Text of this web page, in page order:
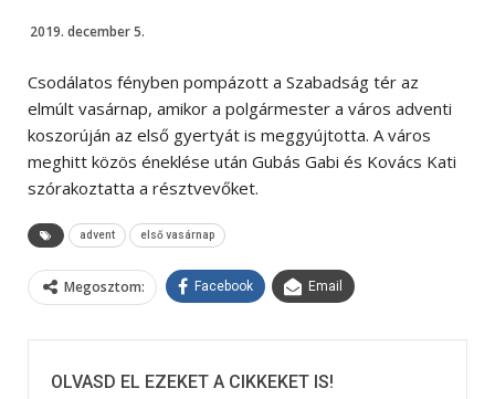
2019. december 5.
Csodálatos fényben pompázott a Szabadság tér az
elmúlt vasárnap, amikor a polgármester a város adventi
koszorúján az első gyertyát is meggyújtotta. A város
meghitt közös éneklése után Gubás Gabi és Kovács Kati
szórakoztatta a résztvevőket.
advent első vasárnap
Megosztom: Facebook Email
OLVASD EL EZEKET A CIKKEKET IS!